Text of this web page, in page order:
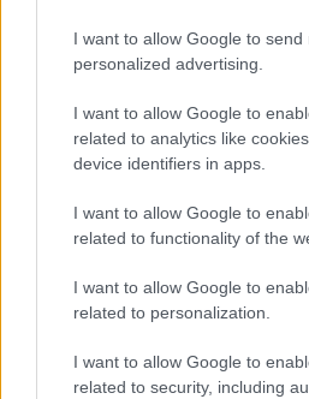
I want to allow Google to send
personalized advertising.
I want to allow Google to
related to analytics like
device identifiers in apps.
I want to allow Google to
related to functionality of the
I want to allow Google to
related to personalization.
I want to allow Google to
related to security, including
az előadás rendezője.
Borbély Szilárd darabjának
utazó is szereplője;
Máté Gáborígy fogalmazott:
könnyű felejteni. A
emlékezetet: az új hírek
sokszor már nem is tudjuk
ügyében a közös bűn az oka
világháború erkölcsi
deportált, halálba küldött